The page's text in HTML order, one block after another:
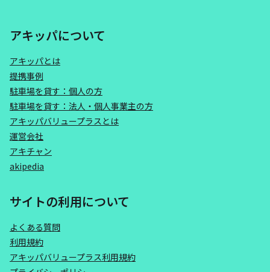
アキッパについて
アキッパとは
提携事例
駐車場を貸す：個人の方
駐車場を貸す：法人・個人事業主の方
アキッパバリュープラスとは
運営会社
アキチャン
akipedia
サイトの利用について
よくある質問
利用規約
アキッパバリュープラス利用規約